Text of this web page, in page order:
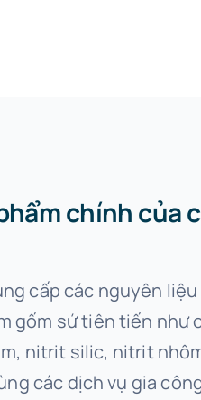
chính của
cấp các nguyên
gốm sứ tiên tiến như
nitrit silic, nitrit
các dịch vụ gia